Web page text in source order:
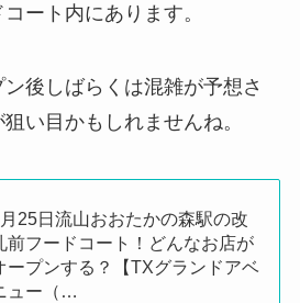
ート内にあります。
後しばらくは混雑が予想さ
い目かもしれませんね。
25日流山おおたかの森駅の改
前フードコート！どんなお店が
ープンする？【TXグランドアベ
ュー（…